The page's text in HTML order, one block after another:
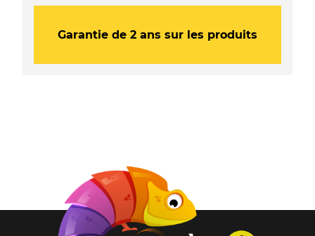
Garantie de 2 ans sur les produits